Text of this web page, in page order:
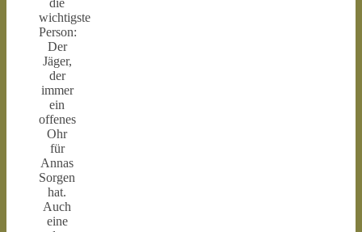
die
wichtigste
Person:
Der
Jäger,
der
immer
ein
offenes
Ohr
für
Annas
Sorgen
hat.
Auch
eine